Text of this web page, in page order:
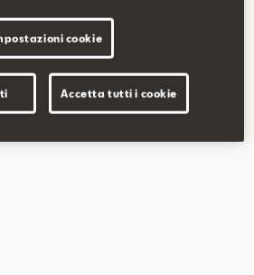
anteriori e posteriori
Performance Machined
in pelle
in tessuto e similpelle
cookie
Accetta tutti i cookie